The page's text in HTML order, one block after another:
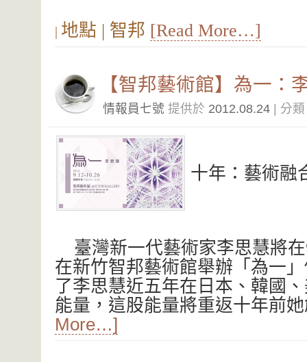
| 地點 | 智邦 [Read More…]
【智邦藝術館】為一：
情報員七號 提供於 2012.08.24 | 分
十年：藝術融
臺灣新一代藝術家李思慧將
在新竹智邦藝術館舉辦「為一
了李思慧近五年在日本、韓國
能量，這股能量將重返十年前
More…]